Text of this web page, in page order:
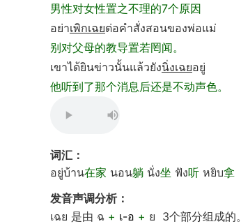
男性对女性置之不理的7个原因
อย่าเพิกเฉยต่อคำสั่งสอนของพ่อแม่
别对父母的教导置若罔闻。
เขาได้ยินข่าวนั้นแล้วยังนิ่งเฉยอยู่
他听到了那个消息后还是不动声色。
词汇：
อยู่บ้าน在家 นอน躺 นั่ง坐 ฟัง听 หยิบ拿
发音声调分析：
เฉย 是由 ฉ + เ-อ + ย 3个部分组成的。